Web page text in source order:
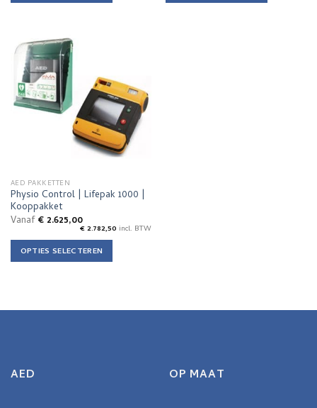
heeft
meerdere
variaties.
Deze
optie
productpagina
AED PAKKETTEN
Physio Control | Lifepak 1000 |
Kooppakket
Vanaf€2.625,00€2.782,50 incl. BTW
OPTIES SELECTEREN
meerdere
kan
AED OP MAAT